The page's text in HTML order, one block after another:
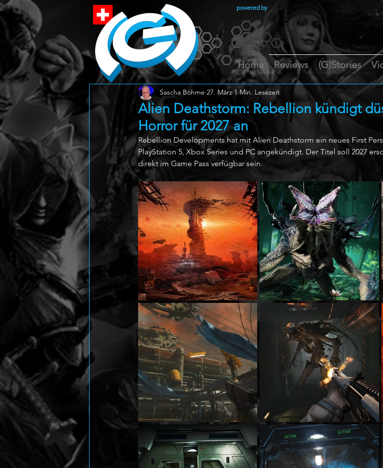
powered by
Home Reviews (G)Stories
Alien Deathstorm: Rebellion kündigt
Horror für 2027 an
Sascha Böhme 27. März 1 Min. Lesezeit
Rebellion Developments hat mit Alien Deathstorm ein neues First
PlayStation 5, Xbox Series und PC angekündigt. Der Titel soll 2027
direkt im Game Pass verfügbar sein.